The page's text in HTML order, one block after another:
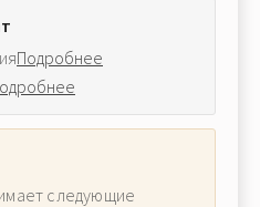
Подробнее
следующие